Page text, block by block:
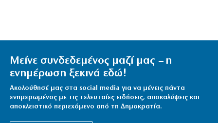
Μείνε συνδεδεμένος μαζί μας – η
ενημέρωση ξεκινά εδώ!
Ακολούθησέ μας στα social media για να μένεις πάντα
ενημερωμένος με τις τελευταίες ειδήσεις, αποκαλύψεις και
αποκλειστικό περιεχόμενο από τη Δημοκρατία.